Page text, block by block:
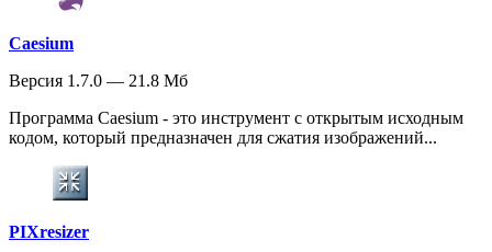
Caesium
Версия 1.7.0 — 21.8 Мб
Программа Caesium - это инструмент с открытым исходным
кодом, который предназначен для сжатия изображений...
PIXresizer